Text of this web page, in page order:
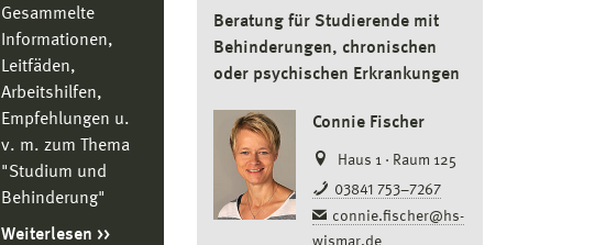
Gesammelte
Informationen,
Leitfäden,
Arbeitshilfen,
Empfehlungen u.
v. m. zum Thema
"Studium und
Behinderung"
Weiterlesen
Beratung für Studierende mit
Behinderungen, chronischen
oder psychischen Erkrankungen
Connie Fischer
Haus 1 · Raum 125
03841 753–7267
connie.fischer@hs-
wismar.de